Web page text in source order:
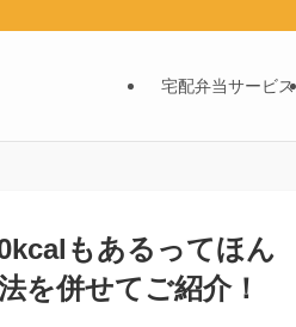
宅配弁当サービス
もあるってほん
を併せてご紹介！